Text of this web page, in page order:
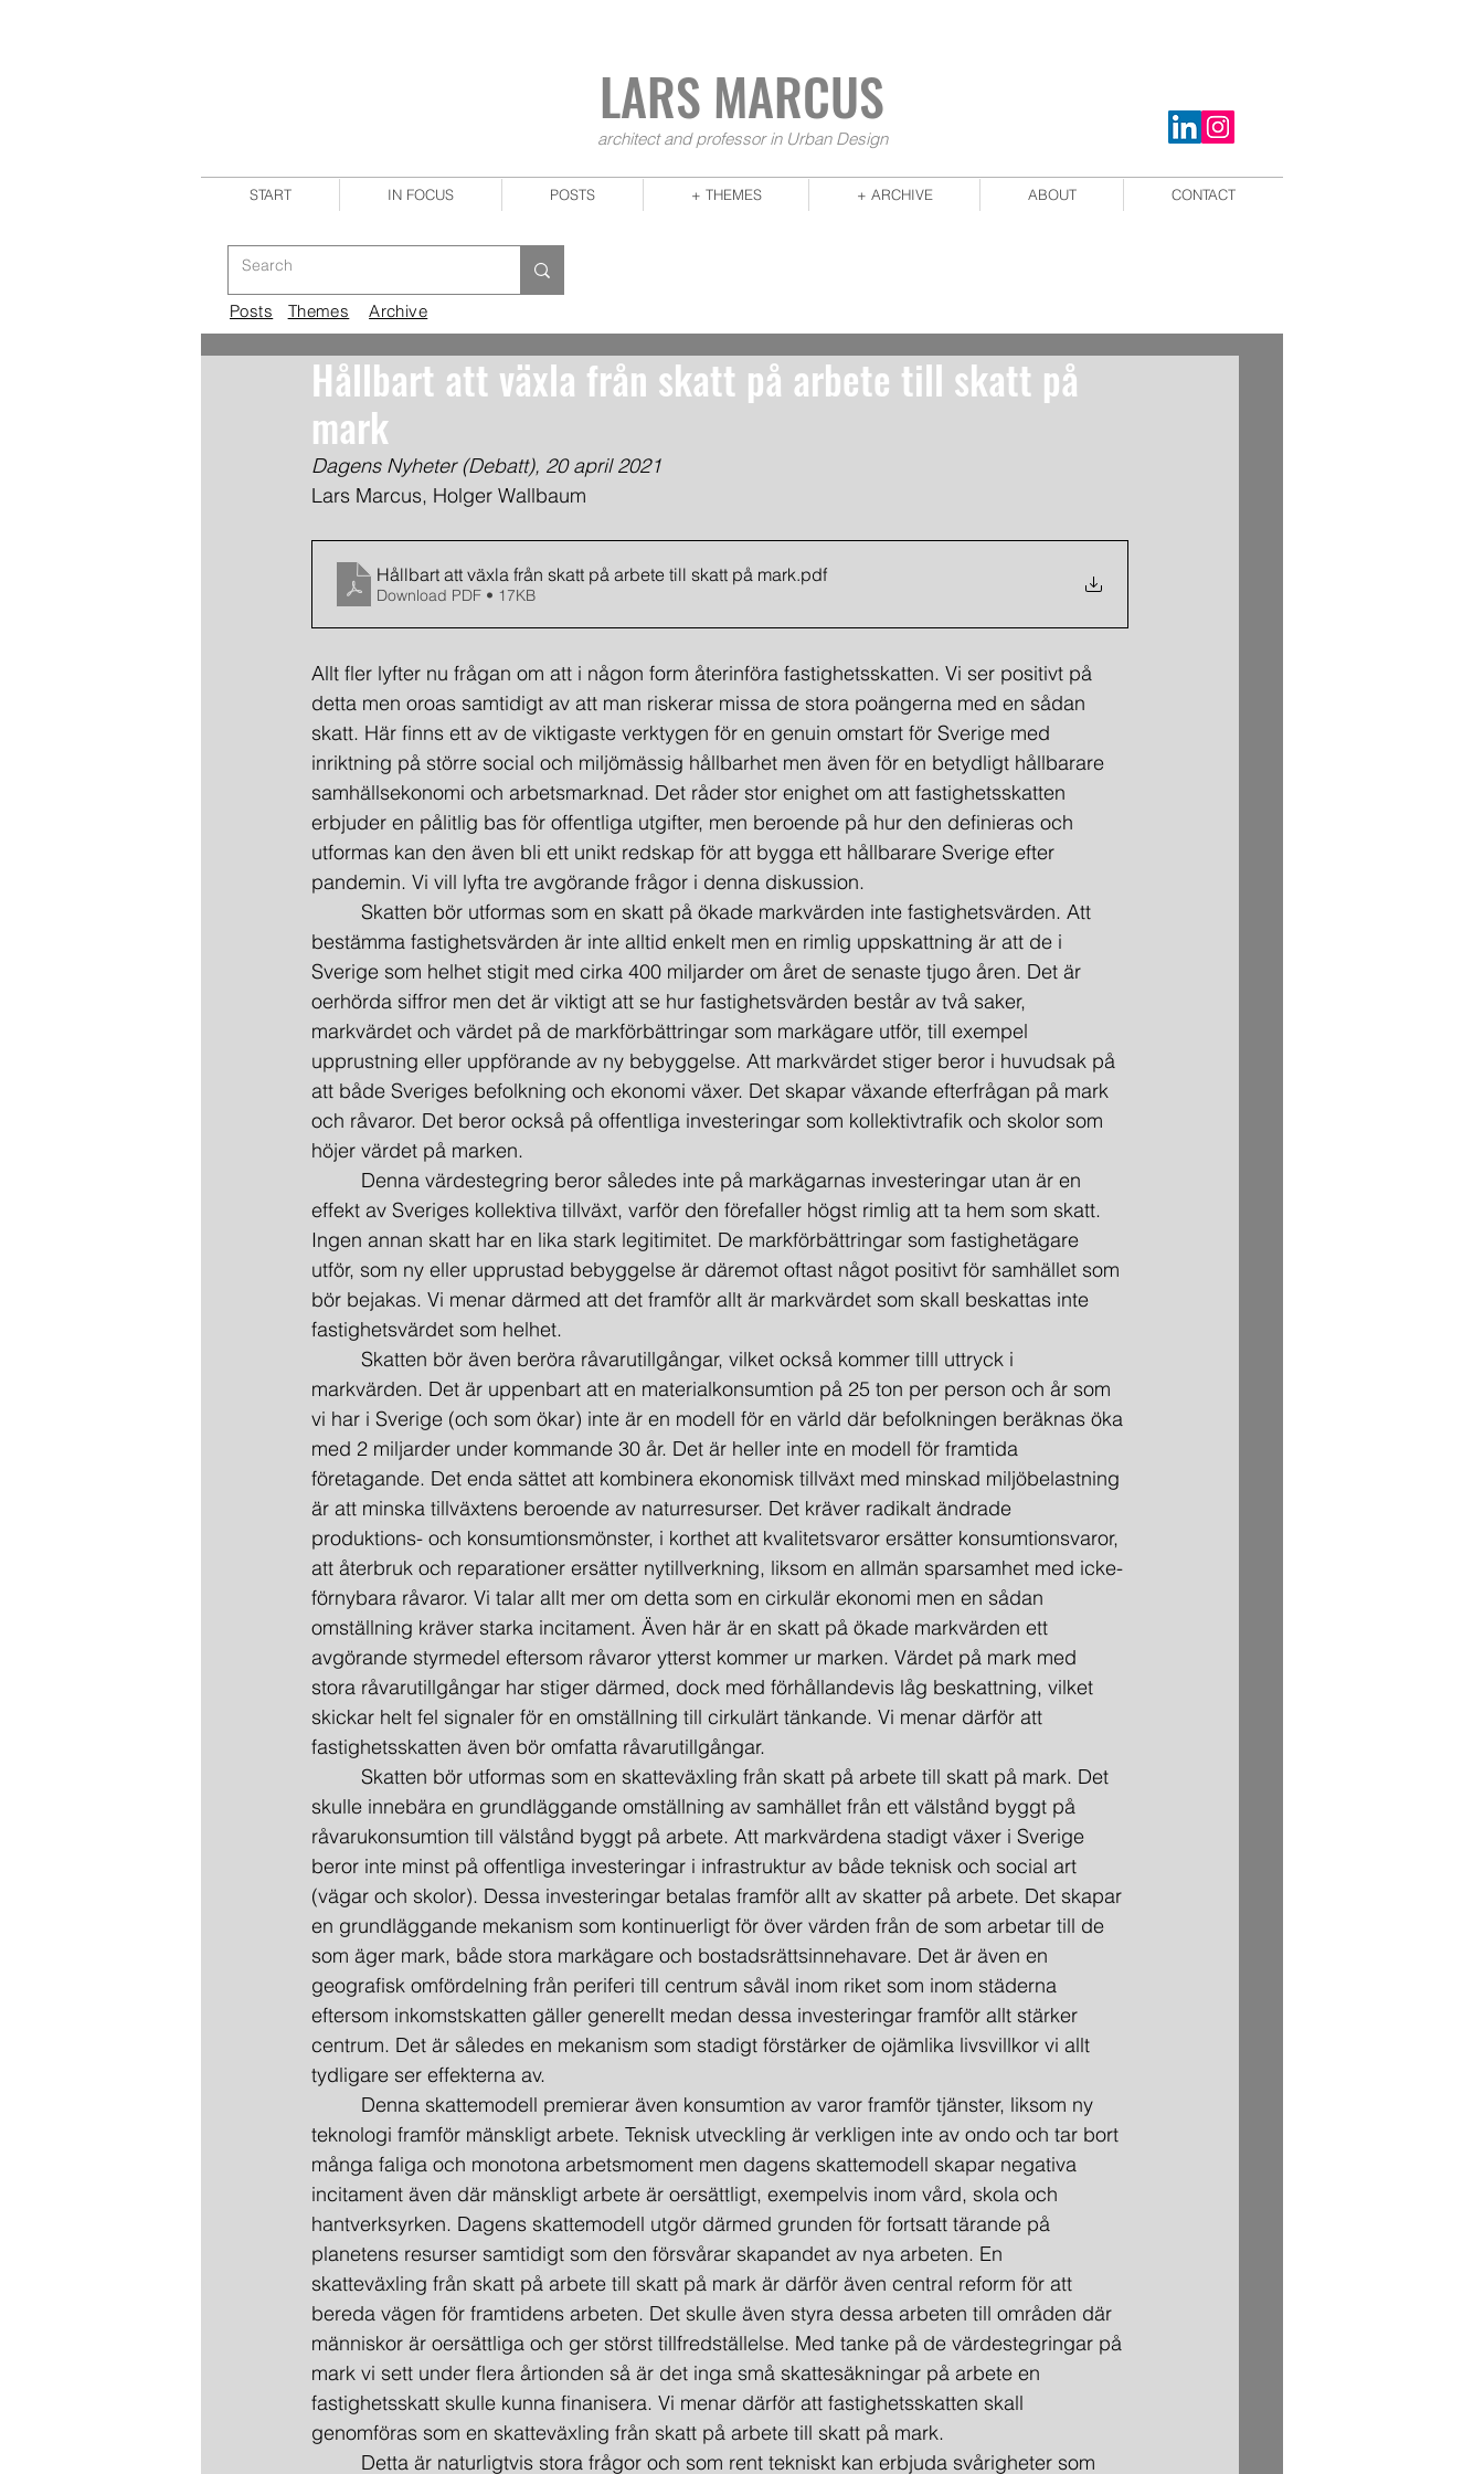
LARS MARCUS
architect and professor in Urban Design
START IN FOCUS POSTS + THEMES + ARCHIVE ABOUT CONTACT
Posts Themes Archive
Hållbart att växla från skatt på arbete till skatt på
mark
Dagens Nyheter (Debatt), 20 april 2021
Lars Marcus, Holger Wallbaum
Hållbart att växla från skatt på arbete till skatt på mark.pdf
Download PDF • 17KB
Allt fler lyfter nu frågan om att i någon form återinföra fastighetsskatten. Vi ser positivt på
detta men oroas samtidigt av att man riskerar missa de stora poängerna med en sådan
skatt. Här finns ett av de viktigaste verktygen för en genuin omstart för Sverige med
inriktning på större social och miljömässig hållbarhet men även för en betydligt hållbarare
samhällsekonomi och arbetsmarknad. Det råder stor enighet om att fastighetsskatten
erbjuder en pålitlig bas för offentliga utgifter, men beroende på hur den definieras och
utformas kan den även bli ett unikt redskap för att bygga ett hållbarare Sverige efter
pandemin. Vi vill lyfta tre avgörande frågor i denna diskussion.
Skatten bör utformas som en skatt på ökade markvärden inte fastighetsvärden. Att
bestämma fastighetsvärden är inte alltid enkelt men en rimlig uppskattning är att de i
Sverige som helhet stigit med cirka 400 miljarder om året de senaste tjugo åren. Det är
oerhörda siffror men det är viktigt att se hur fastighetsvärden består av två saker,
markvärdet och värdet på de markförbättringar som markägare utför, till exempel
upprustning eller uppförande av ny bebyggelse. Att markvärdet stiger beror i huvudsak på
att både Sveriges befolkning och ekonomi växer. Det skapar växande efterfrågan på mark
och råvaror. Det beror också på offentliga investeringar som kollektivtrafik och skolor som
höjer värdet på marken.
Denna värdestegring beror således inte på markägarnas investeringar utan är en
effekt av Sveriges kollektiva tillväxt, varför den förefaller högst rimlig att ta hem som skatt.
Ingen annan skatt har en lika stark legitimitet. De markförbättringar som fastighetägare
utför, som ny eller upprustad bebyggelse är däremot oftast något positivt för samhället som
bör bejakas. Vi menar därmed att det framför allt är markvärdet som skall beskattas inte
fastighetsvärdet som helhet.
Skatten bör även beröra råvarutillgångar, vilket också kommer tilll uttryck i
markvärden. Det är uppenbart att en materialkonsumtion på 25 ton per person och år som
vi har i Sverige (och som ökar) inte är en modell för en värld där befolkningen beräknas öka
med 2 miljarder under kommande 30 år. Det är heller inte en modell för framtida
företagande. Det enda sättet att kombinera ekonomisk tillväxt med minskad miljöbelastning
är att minska tillväxtens beroende av naturresurser. Det kräver radikalt ändrade
produktions- och konsumtionsmönster, i korthet att kvalitetsvaror ersätter konsumtionsvaror,
att återbruk och reparationer ersätter nytillverkning, liksom en allmän sparsamhet med icke-
förnybara råvaror. Vi talar allt mer om detta som en cirkulär ekonomi men en sådan
omställning kräver starka incitament. Även här är en skatt på ökade markvärden ett
avgörande styrmedel eftersom råvaror ytterst kommer ur marken. Värdet på mark med
stora råvarutillgångar har stiger därmed, dock med förhållandevis låg beskattning, vilket
skickar helt fel signaler för en omställning till cirkulärt tänkande. Vi menar därför att
fastighetsskatten även bör omfatta råvarutillgångar.
Skatten bör utformas som en skatteväxling från skatt på arbete till skatt på mark. Det
skulle innebära en grundläggande omställning av samhället från ett välstånd byggt på
råvarukonsumtion till välstånd byggt på arbete. Att markvärdena stadigt växer i Sverige
beror inte minst på offentliga investeringar i infrastruktur av både teknisk och social art
(vägar och skolor). Dessa investeringar betalas framför allt av skatter på arbete. Det skapar
en grundläggande mekanism som kontinuerligt för över värden från de som arbetar till de
som äger mark, både stora markägare och bostadsrättsinnehavare. Det är även en
geografisk omfördelning från periferi till centrum såväl inom riket som inom städerna
eftersom inkomstskatten gäller generellt medan dessa investeringar framför allt stärker
centrum. Det är således en mekanism som stadigt förstärker de ojämlika livsvillkor vi allt
tydligare ser effekterna av.
Denna skattemodell premierar även konsumtion av varor framför tjänster, liksom ny
teknologi framför mänskligt arbete. Teknisk utveckling är verkligen inte av ondo och tar bort
många faliga och monotona arbetsmoment men dagens skattemodell skapar negativa
incitament även där mänskligt arbete är oersättligt, exempelvis inom vård, skola och
hantverksyrken. Dagens skattemodell utgör därmed grunden för fortsatt tärande på
planetens resurser samtidigt som den försvårar skapandet av nya arbeten. En
skatteväxling från skatt på arbete till skatt på mark är därför även central reform för att
bereda vägen för framtidens arbeten. Det skulle även styra dessa arbeten till områden där
människor är oersättliga och ger störst tillfredställelse. Med tanke på de värdestegringar på
mark vi sett under flera årtionden så är det inga små skattesäkningar på arbete en
fastighetsskatt skulle kunna finanisera. Vi menar därför att fastighetsskatten skall
genomföras som en skatteväxling från skatt på arbete till skatt på mark.
Detta är naturligtvis stora frågor och som rent tekniskt kan erbjuda svårigheter som